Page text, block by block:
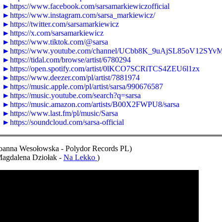
►https://www.facebook.com/sarsamarkiewiczofficial
►https://www.instagram.com/sarsa_markiewicz/
►https://twitter.com/sarsamarkiewicz
►https://x.com/sarsamarkiewicz
►https://www.tiktok.com/@sarsa
►https://www.youtube.com/channel/
►https://tidal.com/browse/artist/6780294
►https://open.spotify.com/artist/0lKCO7SCRiTCS4ZEU6l1zx
►https://www.deezer.com/pl/artist/7881974
►https://music.apple.com/pl/artist/sarsa/990676587
►https://music.youtube.com/search?q=sarsa
►https://music.amazon.com/artists/B00X2FWPU8/sarsa
►https://www.last.fm/pl/music/Sarsa
►https://soundcloud.com/sarsa-official
Wesołowska - Polydor Records PL)
Dziołak - Na Lekko )